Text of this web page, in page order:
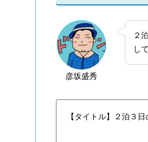
彦坂盛秀
２
し
【タイトル】２泊３